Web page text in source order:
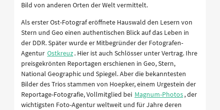
Bild von anderen Orten der Welt vermittelt.
Als erster Ost-Fotograf eröffnete Hauswald den Lesern von
Stern und Geo einen authentischen Blick auf das Leben in
der DDR. Später wurde er Mitbegründer der Fotografen-
Agentur Ostkreuz. Hier ist auch Schlösser unter Vertrag. Ihre
preisgekrönten Reportagen erschienen in Geo, Stern,
National Geographic und Spiegel. Aber die bekanntesten
Bilder des Trios stammen von Hoepker, einem Urgestein der
Reportage-Fotografie, Vollmitglied bei Magnum-Photos, der
wichtigsten Foto-Agentur weltweit und für Jahre deren